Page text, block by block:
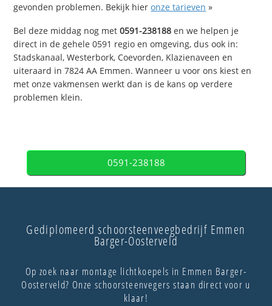
gevonden problemen. Bekijk hieronze tarieven »
Bel deze middag nog met0591-238188 en we helpen je
direct in de gehele 0591 regio en omgeving, dus ook in:
Stadskanaal, Westerbork, Coevorden, Klazienaveen en
uiteraard in 7824 AA Emmen. Wanneer u voor ons kiest en
met onze vakmensen werkt dan is de kans op verdere
problemen klein.
0591-238188
Gediplomeerd schoorsteenveegbedrijf Emmen
Barger-Oosterveld
Op zoek naar montage lichtkoepels in Emmen Barger-
Oosterveld? Onze schoorsteenvegers staan direct voor u
klaar!